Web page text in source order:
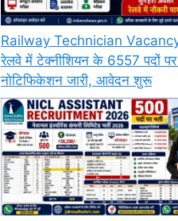
Railway Technician
रेलवे में टेक्नीशियन के 6557 पदों पर
नोटिफिकेशन जारी, आवेदन शुरू